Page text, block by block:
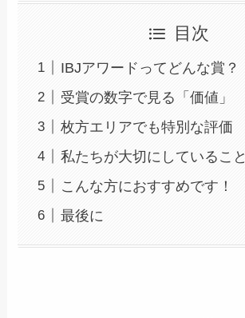
目次
IBJアワードってどんな賞？
受賞の数字で見る「価値」
枚方エリアでも特別な評価
私たちが大切にしていること
こんな方におすすめです！
最後に